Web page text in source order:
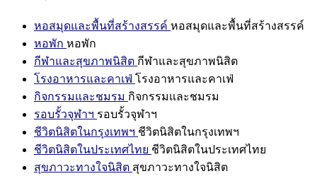
หอสมุดและพื้นที่สร้างสรรค์ หอสมุดและพื้นที่สร้างสรรค์
หอพัก หอพัก
กีฬาและสุขภาพนิสิต กีฬาและสุขภาพนิสิต
โรงอาหารและคาเฟ่ โรงอาหารและคาเฟ่
กิจกรรมและชมรม กิจกรรมและชมรม
รอบรั้วจุฬาฯ รอบรั้วจุฬาฯ
ชีวิตนิสิตในกรุงเทพฯ ชีวิตนิสิตในกรุงเทพฯ
ชีวิตนิสิตในประเทศไทย ชีวิตนิสิตในประเทศไทย
สุขภาวะทางใจนิสิต สุขภาวะทางใจนิสิต